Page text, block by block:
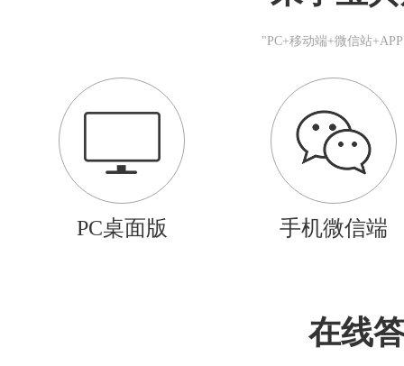
"PC+移动端+微信站
PC桌面版 手机微信端
在线